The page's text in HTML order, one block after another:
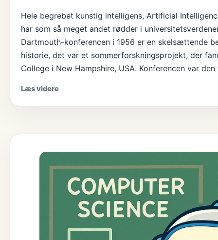
Hele begrebet kunstig intelligens, Artificial
har som så meget andet rødder i
Dartmouth-konferencen i 1956 er en skelsættende
historie, det var et sommerforskningsprojekt, der
College i New Hampshire, USA. Konferencen var
Læs videreAIs